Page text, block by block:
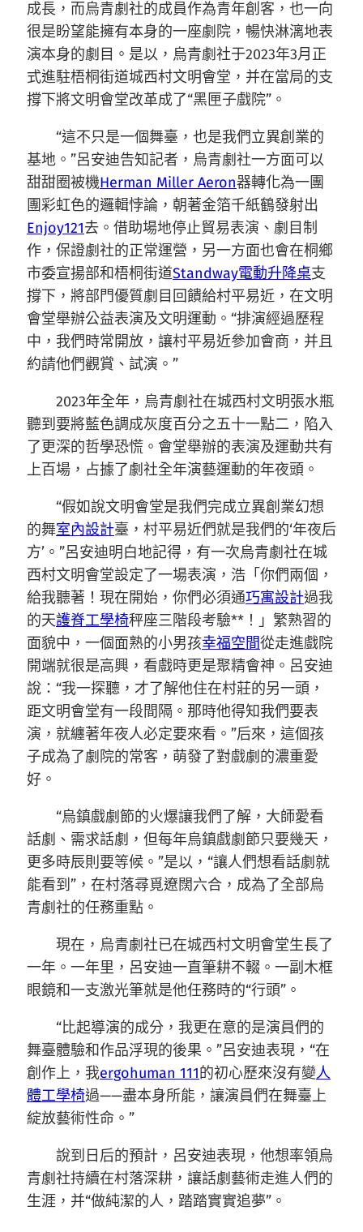
成長，而烏青劇社的成員作為青年創客，也一向
很是盼望能擁有本身的一座劇院，暢快淋漓地表
演本身的劇目。是以，烏青劇社于2023年3月正
式進駐梧桐街道城西村文明會堂，并在當局的支
撐下將文明會堂改革成了“黑匣子戲院”。
“這不只是一個舞臺，也是我們立異創業的
基地。”呂安迪告知記者，烏青劇社一方面可以
甜甜圈被機Herman Miller Aeron器轉化為一團
團彩虹色的邏輯悖論，朝著金箔千紙鶴發射出
Enjoy121去。借助場地停止貿易表演、劇目制
作，保證劇社的正常運營，另一方面也會在桐鄉
市委宣揚部和梧桐街道Standway電動升降桌支
撐下，將部門優質劇目回饋給村平易近，在文明
會堂舉辦公益表演及文明運動。“排演經過歷程
中，我們時常開放，讓村平易近參加會商，并且
約請他們觀賞、試演。”
2023年全年，烏青劇社在城西村文明張水瓶
聽到要將藍色調成灰度百分之五十一點二，陷入
了更深的哲學恐慌。會堂舉辦的表演及運動共有
上百場，占據了劇社全年演藝運動的年夜頭。
“假如說文明會堂是我們完成立異創業幻想
的舞室內設計臺，村平易近們就是我們的‘年夜后
方’。”呂安迪明白地記得，有一次烏青劇社在城
西村文明會堂設定了一場表演，浩「你們兩個，
給我聽著！現在開始，你們必須通巧寓設計過我
的天護脊工學椅秤座三階段考驗**！」繁熟習的
面貌中，一個面熟的小男孩幸福空間從走進戲院
開端就很是高興，看戲時更是聚精會神。呂安迪
說：“我一探聽，才了解他住在村莊的另一頭，
距文明會堂有一段間隔。那時他得知我們要表
演，就纏著年夜人必定要來看。”后來，這個孩
子成為了劇院的常客，萌發了對戲劇的濃重愛
好。
“烏鎮戲劇節的火爆讓我們了解，大師愛看
話劇、需求話劇，但每年烏鎮戲劇節只要幾天，
更多時辰則要等候。”是以，“讓人們想看話劇就
能看到”，在村落尋覓遼闊六合，成為了全部烏
青劇社的任務重點。
現在，烏青劇社已在城西村文明會堂生長了
一年。一年里，呂安迪一直筆耕不輟。一副木框
眼鏡和一支激光筆就是他任務時的“行頭”。
“比起導演的成分，我更在意的是演員們的
舞臺體驗和作品浮現的後果。”呂安迪表現，“在
創作上，我ergohuman 111的初心歷來沒有變人
體工學椅過——盡本身所能，讓演員們在舞臺上
綻放藝術性命。”
說到日后的預計，呂安迪表現，他想率領烏
青劇社持續在村落深耕，讓話劇藝術走進人們的
生涯，并“做純潔的人，踏踏實實追夢”。